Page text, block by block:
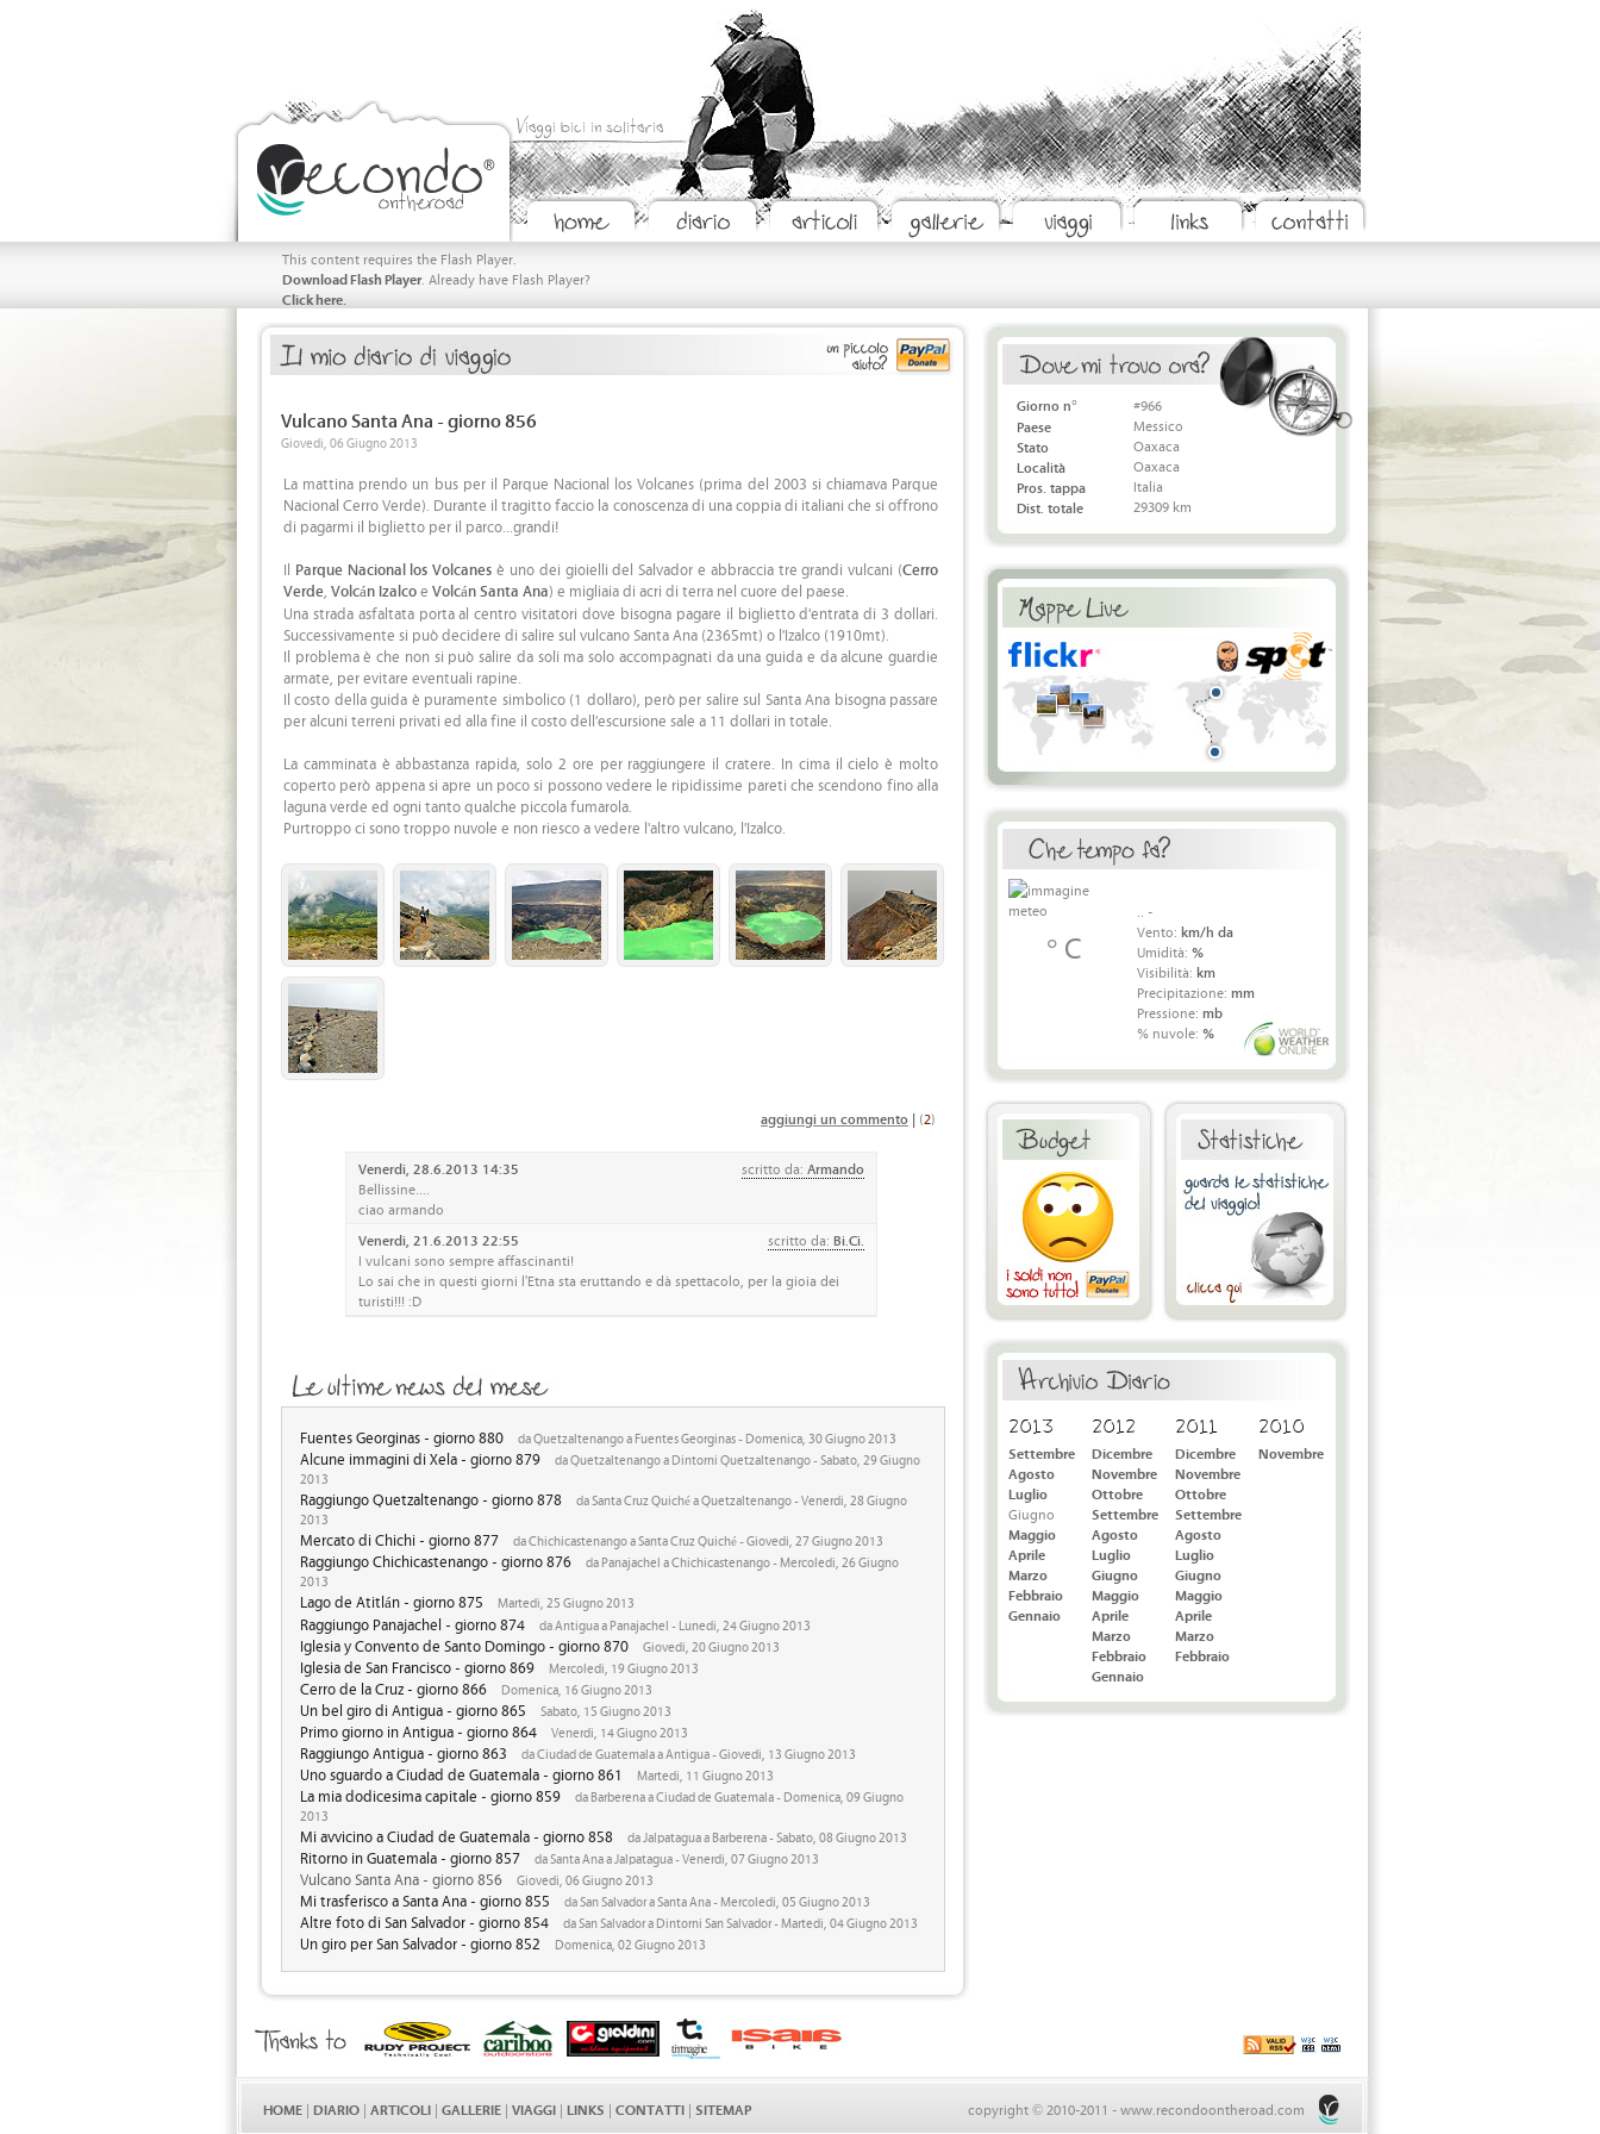
Viaggi bici in solitaria
This content requires the Flash Player.
Download Flash Player. Already have Flash Player?
Click here.
Vulcano Santa Ana - giorno 856
Giovedi, 06 Giugno 2013
La mattina prendo un bus per il Parque Nacional los Volcanes (prima del 2003 si chiamava Parque
Nacional Cerro Verde). Durante il tragitto faccio la conoscenza di una coppia di italiani che si offrono
di pagarmi il biglietto per il parco...grandi!
Il Parque Nacional los Volcanes è uno dei gioielli del Salvador e abbraccia tre grandi vulcani (Cerro
Verde Volcán Izalcoe Volcán Santa Ana) e migliaia di acri di terra nel cuore del paese.
Una strada asfaltata porta al centro visitatori dove bisogna pagare il biglietto d'entrata di 3 dollari.
Successivamente si può decidere di salire sul vulcano Santa Ana (2365mt) o l'Izalco (1910mt).
Il problema è che non si può salire da soli ma solo accompagnati da una guida e da alcune guardie
armate, per evitare eventuali rapine.
Il costo della guida è puramente simbolico (1 dollaro), però per salire sul Santa Ana bisogna passare
per alcuni terreni privati ed alla fine il costo dell'escursione sale a 11 dollari in totale.
La camminata è abbastanza rapida, solo 2 ore per raggiungere il cratere. In cima il cielo è molto
coperto però appena si apre un poco si possono vedere le ripidissime pareti che scendono fino alla
laguna verde ed ogni tanto qualche piccola fumarola.
Purtroppo ci sono troppo nuvole e non riesco a vedere l'altro vulcano, l'Izalco.
aggiungi un commento | (2)
Venerdi, 28.6.2013 14:35 scritto da: Armando
Bellissine....
ciao armando
Venerdi, 21.6.2013 22:55
scritto da: Bi.Ci.
I vulcani sono sempre affascinanti!
Lo sai che in questi giorni l'Etna sta eruttando e dà spettacolo, per la gioia dei
turisti!!! :D
Fuentes Georginas - giorno 880 da Quetzaltenango a Fuentes Georginas - Domenica, 30 Giugno 2013
Alcune immagini di Xela - giorno 879
da Quetzaltenango a Dintorni Quetzaltenango - Sabato, 29 Giugno
2013
Raggiungo Quetzaltenango - giorno 878
da Santa Cruz Quiché a Quetzaltenango - Venerdi, 28 Giugno
2013
Mercato di Chichi - giorno 877 da Chichicastenango a Santa Cruz Quiché - Giovedi, 27 Giugno 2013
Raggiungo Chichicastenango - giorno 876
da Panajachel a Chichicastenango - Mercoledi, 26 Giugno
2013
Lago de Atitlán - giorno 875 Martedi, 25 Giugno 2013
Raggiungo Panajachel - giorno 874 da Antigua a Panajachel - Lunedi, 24 Giugno 2013
Iglesia y Convento de Santo Domingo - giorno 870 Giovedi, 20 Giugno 2013
Iglesia de San Francisco - giorno 869 Mercoledi, 19 Giugno 2013
Cerro de la Cruz - giorno 866 Domenica, 16 Giugno 2013
Un bel giro di Antigua - giorno 865 Sabato, 15 Giugno 2013
Primo giorno in Antigua - giorno 864 Venerdi, 14 Giugno 2013
Raggiungo Antigua - giorno 863 da Ciudad de Guatemala a Antigua - Giovedi, 13 Giugno 2013
Uno sguardo a Ciudad de Guatemala - giorno 861 Martedi, 11 Giugno 2013
La mia dodicesima capitale - giorno 859
da Barberena a Ciudad de Guatemala - Domenica, 09 Giugno
2013
Mi avvicino a Ciudad de Guatemala - giorno 858 da Jalpatagua a Barberena - Sabato, 08 Giugno 2013
Ritorno in Guatemala - giorno 857 da Santa Ana a Jalpatagua - Venerdi, 07 Giugno 2013
Vulcano Santa Ana - giorno 856 Giovedi, 06 Giugno 2013
Mi trasferisco a Santa Ana - giorno 855 da San Salvador a Santa Ana - Mercoledi, 05 Giugno 2013
Altre foto di San Salvador - giorno 854 da San Salvador a Dintorni San Salvador - Martedi, 04 Giugno 2013
Un giro per San Salvador - giorno 852 Domenica, 02 Giugno 2013
Giorno n°
Paese
Stato
Località
Pros. tappa
Dist. totale
#966
Messico
Oaxaca
Oaxaca
Italia
29309 km
° C
.. -
Vento: km/h da
Umidità: %
Visibilità: km
Precipitazione: mm
Pressione: mb
% nuvole: %
2013
Settembre
Agosto
Luglio
Giugno
Maggio
Aprile
Marzo
Febbraio
Gennaio
2012
Dicembre
Novembre
Ottobre
Settembre
Agosto
Luglio
Giugno
Maggio
Aprile
Marzo
Febbraio
Gennaio
2011
Dicembre
Novembre
Ottobre
Settembre
Agosto
Luglio
Giugno
Maggio
Aprile
Marzo
Febbraio
2010
Novembre
HOME | DIARIO | ARTICOLI | GALLERIE | VIAGGI | LINKS | CONTATTI | SITEMAP copyright © 2010-2011 - www.recondoontheroad.com